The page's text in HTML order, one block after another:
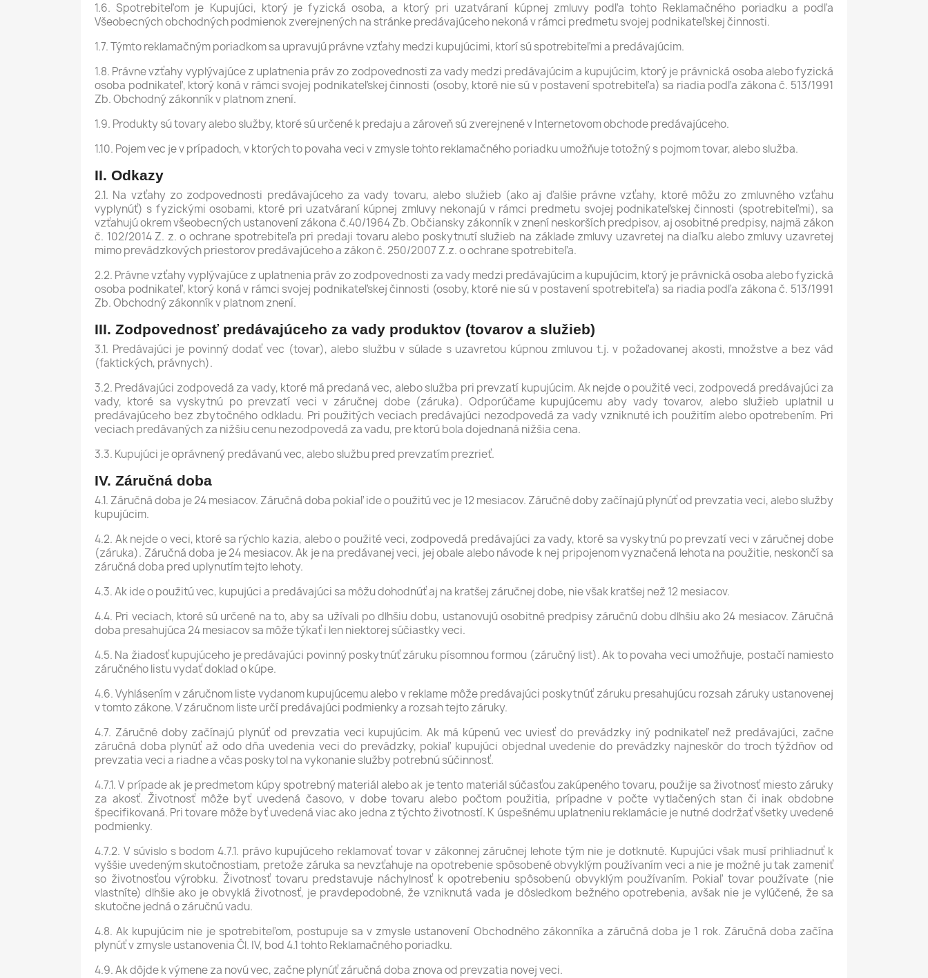
1.6. Spotrebiteľom je Kupujúci, ktorý je fyzická osoba, a ktorý pri uzatváraní kúpnej zmluvy podľa tohto Reklamačného poriadku a podľa
Všeobecných obchodných podmienok zverejnených na stránke predávajúceho nekoná v rámci predmetu svojej podnikateľskej činnosti.
1.7. Týmto reklamačným poriadkom sa upravujú právne vzťahy medzi kupujúcimi, ktorí sú spotrebiteľmi a predávajúcim.
1.8. Právne vzťahy vyplývajúce z uplatnenia práv zo zodpovednosti za vady medzi predávajúcim a kupujúcim, ktorý je právnická osoba alebo fyzická
osoba podnikateľ, ktorý koná v rámci svojej podnikateľskej činnosti (osoby, ktoré nie sú v postavení spotrebiteľa) sa riadia podľa zákona č. 513/1991
Zb. Obchodný zákonník v platnom znení.
1.9. Produkty sú tovary alebo služby, ktoré sú určené k predaju a zároveň sú zverejnené v Internetovom obchode predávajúceho.
1.10. Pojem vec je v prípadoch, v ktorých to povaha veci v zmysle tohto reklamačného poriadku umožňuje totožný s pojmom tovar, alebo služba.
II. Odkazy
2.1. Na vzťahy zo zodpovednosti predávajúceho za vady tovaru, alebo služieb (ako aj ďalšie právne vzťahy, ktoré môžu zo zmluvného vzťahu
vyplynúť) s fyzickými osobami, ktoré pri uzatváraní kúpnej zmluvy nekonajú v rámci predmetu svojej podnikateľskej činnosti (spotrebiteľmi), sa
vzťahujú okrem všeobecných ustanovení zákona č.40/1964 Zb. Občiansky zákonník v znení neskorších predpisov, aj osobitné predpisy, najmä zákon
č. 102/2014 Z. z. o ochrane spotrebiteľa pri predaji tovaru alebo poskytnutí služieb na základe zmluvy uzavretej na diaľku alebo zmluvy uzavretej
mimo prevádzkových priestorov predávajúceho a zákon č. 250/2007 Z.z. o ochrane spotrebiteľa.
2.2. Právne vzťahy vyplývajúce z uplatnenia práv zo zodpovednosti za vady medzi predávajúcim a kupujúcim, ktorý je právnická osoba alebo fyzická
osoba podnikateľ, ktorý koná v rámci svojej podnikateľskej činnosti (osoby, ktoré nie sú v postavení spotrebiteľa) sa riadia podľa zákona č. 513/1991
Zb. Obchodný zákonník v platnom znení.
III. Zodpovednosť predávajúceho za vady produktov (tovarov a služieb)
3.1. Predávajúci je povinný dodať vec (tovar), alebo službu v súlade s uzavretou kúpnou zmluvou t.j. v požadovanej akosti, množstve a bez vád
(faktických, právnych).
3.2. Predávajúci zodpovedá za vady, ktoré má predaná vec, alebo služba pri prevzatí kupujúcim. Ak nejde o použité veci, zodpovedá predávajúci za
vady, ktoré sa vyskytnú po prevzatí veci v záručnej dobe (záruka). Odporúčame kupujúcemu aby vady tovarov, alebo služieb uplatnil u
predávajúceho bez zbytočného odkladu. Pri použitých veciach predávajúci nezodpovedá za vady vzniknuté ich použitím alebo opotrebením. Pri
veciach predávaných za nižšiu cenu nezodpovedá za vadu, pre ktorú bola dojednaná nižšia cena.
3.3. Kupujúci je oprávnený predávanú vec, alebo službu pred prevzatím prezrieť.
IV. Záručná doba
4.1. Záručná doba je 24 mesiacov. Záručná doba pokiaľ ide o použitú vec je 12 mesiacov. Záručné doby začínajú plynúť od prevzatia veci, alebo služby
kupujúcim.
4.2. Ak nejde o veci, ktoré sa rýchlo kazia, alebo o použité veci, zodpovedá predávajúci za vady, ktoré sa vyskytnú po prevzatí veci v záručnej dobe
(záruka). Záručná doba je 24 mesiacov. Ak je na predávanej veci, jej obale alebo návode k nej pripojenom vyznačená lehota na použitie, neskončí sa
záručná doba pred uplynutím tejto lehoty.
4.3. Ak ide o použitú vec, kupujúci a predávajúci sa môžu dohodnúť aj na kratšej záručnej dobe, nie však kratšej než 12 mesiacov.
4.4. Pri veciach, ktoré sú určené na to, aby sa užívali po dlhšiu dobu, ustanovujú osobitné predpisy záručnú dobu dlhšiu ako 24 mesiacov. Záručná
doba presahujúca 24 mesiacov sa môže týkať i len niektorej súčiastky veci.
4.5. Na žiadosť kupujúceho je predávajúci povinný poskytnúť záruku písomnou formou (záručný list). Ak to povaha veci umožňuje, postačí namiesto
záručného listu vydať doklad o kúpe.
4.6. Vyhlásením v záručnom liste vydanom kupujúcemu alebo v reklame môže predávajúci poskytnúť záruku presahujúcu rozsah záruky ustanovenej
v tomto zákone. V záručnom liste určí predávajúci podmienky a rozsah tejto záruky.
4.7. Záručné doby začínajú plynúť od prevzatia veci kupujúcim. Ak má kúpenú vec uviesť do prevádzky iný podnikateľ než predávajúci, začne
záručná doba plynúť až odo dňa uvedenia veci do prevádzky, pokiaľ kupujúci objednal uvedenie do prevádzky najneskôr do troch týždňov od
prevzatia veci a riadne a včas poskytol na vykonanie služby potrebnú súčinnosť.
4.7.1. V prípade ak je predmetom kúpy spotrebný materiál alebo ak je tento materiál súčasťou zakúpeného tovaru, použije sa životnosť miesto záruky
za akosť. Životnosť môže byť uvedená časovo, v dobe tovaru alebo počtom použitia, prípadne v počte vytlačených stan či inak obdobne
špecifikovaná. Pri tovare môže byť uvedená viac ako jedna z týchto životností. K úspešnému uplatneniu reklamácie je nutné dodržať všetky uvedené
podmienky.
4.7.2. V súvislo s bodom 4.7.1. právo kupujúceho reklamovať tovar v zákonnej záručnej lehote tým nie je dotknuté. Kupujúci však musí prihliadnuť k
vyššie uvedeným skutočnostiam, pretože záruka sa nevzťahuje na opotrebenie spôsobené obvyklým používaním veci a nie je možné ju tak zameniť
so životnosťou výrobku. Životnosť tovaru predstavuje náchylnosť k opotrebeniu spôsobenú obvyklým používaním. Pokiaľ tovar používate (nie
vlastníte) dlhšie ako je obvyklá životnosť, je pravdepodobné, že vzniknutá vada je dôsledkom bežného opotrebenia, avšak nie je vylúčené, že sa
skutočne jedná o záručnú vadu.
4.8. Ak kupujúcim nie je spotrebiteľom, postupuje sa v zmysle ustanovení Obchodného zákonníka a záručná doba je 1 rok. Záručná doba začína
plynúť v zmysle ustanovenia Čl. IV, bod 4.1 tohto Reklamačného poriadku.
4.9. Ak dôjde k výmene za novú vec, začne plynúť záručná doba znova od prevzatia novej veci.